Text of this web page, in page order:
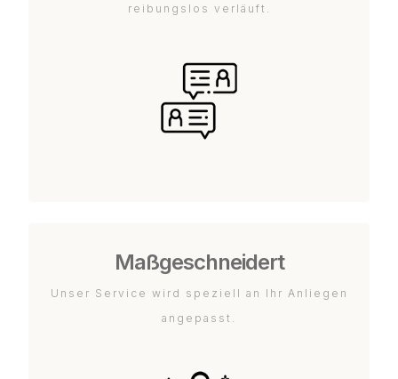
reibungslos verläuft.
Maßgeschneidert
Unser Service wird speziell an Ihr Anliegen
angepasst.